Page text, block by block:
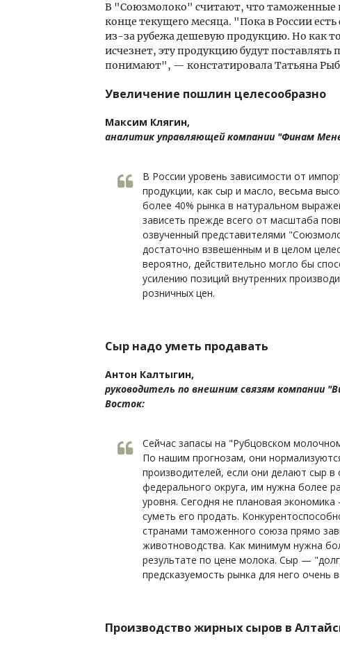
В "Союз­молоко" считают, что таможенные
конце текущего месяца. "Пока в России
из-за рубежа дешевую продукцию. Но как
исчезнет, эту продукцию будут
понимают", — констатировала Татьяна
Увеличение пошлин целесообразно
Максим Клягин,
аналитик управляющей компании "Финам
В России уровень зависимости от
продукции, как сыр и масло, весьма
более 40% рынка в натуральном
зависеть прежде всего от масштаба
озвученный представителями
достаточно взвешенным и в целом
вероятно, действительно могло бы
усилению позиций внутренних
розничных цен.
Сыр надо уметь продавать
Антон Калтыгин,
руководитель по внешним связям компании
Восток:
Сейчас запасы на "Рубцовском
По нашим прогнозам, они
производителей, если они делают сыр
федерального округа, им нужна более
уровня. Сегодня не плановая
суметь его продать.
странами таможенного союза прямо
животноводства. Как минимум нужна
результате по цене молока. Сыр —
предсказуемость рынка для него очень
Производство жирных сыров в